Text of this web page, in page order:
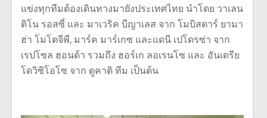
แข่งทุกทีมต้องเดินทางมายังประเทศไทย นำโดย วาเลน
ติโน รอสซี่ และ มาเวริค บีญาเลส จาก โมบิสตาร์ ยามา
ฮ่า โมโตจีพี, มาร์ค มาร์เกซ และแดนี เปโดรซ่า จาก
เรปโซล ฮอนด้า รวมถึง ฮอร์เก ลอเรนโซ และ อันเดรีย
โดวิซิโอโซ จาก ดูคาติ ทีม เป็นต้น